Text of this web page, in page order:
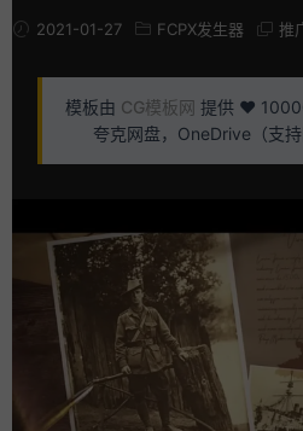
2021-01-27 FCPX发生器 推
模板由 CG模板网 提供 ❤️
夸克网盘，OneDrive（支